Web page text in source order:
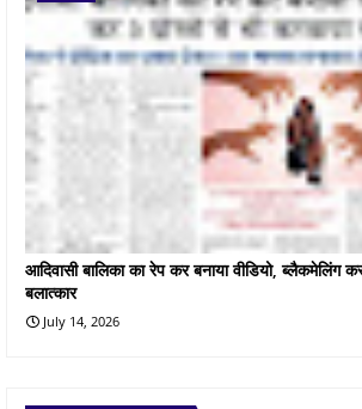
आदिवासी बालिका का रेप कर बनाया वीडियो, ब्लैकमेलिंग
बलात्कार
July 14, 2026